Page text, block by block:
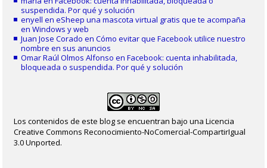
suspendida. Por qué y solución
enyell eneSheep una mascota virtual gratis que te acompaña
en Windows y web
Juan Jose Corado enCómo evitar que Facebook utilice nuestro
nombre en sus anuncios
Omar Raúl Olmos Alfonso enFacebook: cuenta inhabilitada,
bloqueada o suspendida. Por qué y solución
Los contenidos de este blog se encuentran bajo una Licencia
Creative Commons Reconocimiento-NoComercial-CompartirIgual
3.0 Unported.